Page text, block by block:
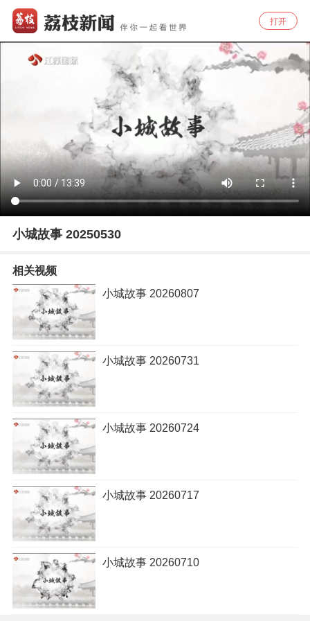
打开
小城故事 20250530
相关视频
小城故事 20260807
小城故事 20260731
小城故事 20260724
小城故事 20260717
小城故事 20260710